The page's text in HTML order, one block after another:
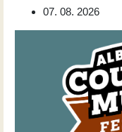
07. 08. 2026